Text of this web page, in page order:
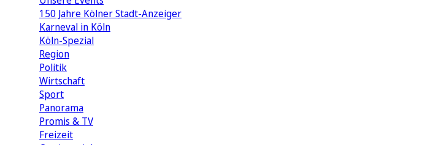
150 Jahre Kölner Stadt-Anzeiger
Karneval in Köln
Köln-Spezial
Region
Politik
Wirtschaft
Sport
Panorama
Promis & TV
Freizeit